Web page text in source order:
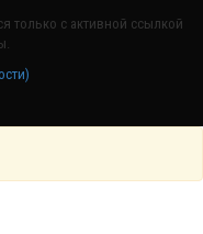
только с активной ссылкой